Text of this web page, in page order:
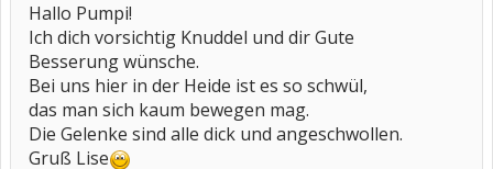
Hallo Pumpi!
Ich dich vorsichtig Knuddel und dir Gute
Besserung wünsche.
Bei uns hier in der Heide ist es so schwül,
das man sich kaum bewegen mag.
Die Gelenke sind alle dick und angeschwollen.
Gruß Lise